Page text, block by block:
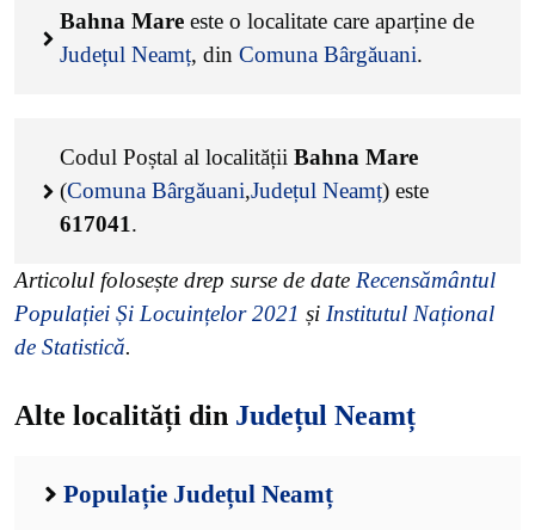
Bahna Mare este o localitate care aparține de
Județul Neamț, din Comuna Bârgăuani.
Codul Poștal al localității Bahna Mare
(Comuna Bârgăuani,Județul Neamț) este
617041.
Articolul folosește drep surse de date Recensământul
Populației Și Locuințelor 2021 și Institutul Național
de Statistică.
Alte localități din Județul Neamț
Populație Județul Neamț